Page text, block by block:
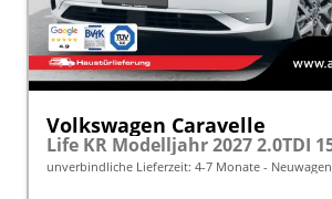
Volkswagen Caravelle
unverbindliche Lieferzeit: 4-7 Monate Neuwagen